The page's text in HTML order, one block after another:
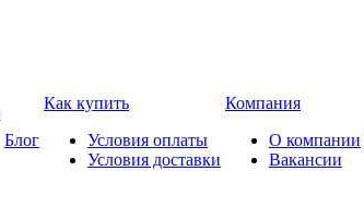
Блог
Как купить
Условия оплаты
Условия доставки
Компания
О компании
Вакансии